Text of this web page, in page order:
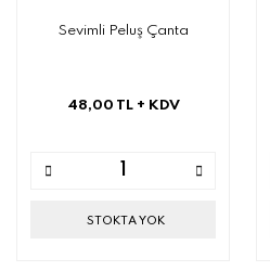
Sevimli Peluş Çanta
48,00 TL + KDV
STOKTA YOK